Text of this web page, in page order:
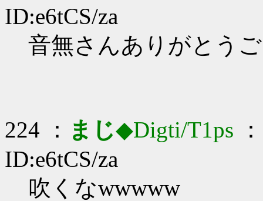
ID:e6tCS/za
音無さんありがとう
224 ： まじ◆Digti/T1ps
ID:e6tCS/za
吹くなwwwww